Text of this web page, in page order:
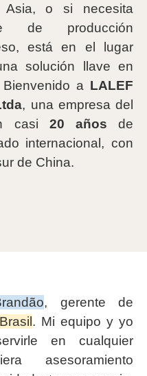
Asia, o si necesita
de producción
está en el lugar
solución llave en
a LALEF
, una empresa del
casi 20 años de
internacional, con
de China.
, gerente de
. Mi equipo y yo
en cualquier
asesoramiento